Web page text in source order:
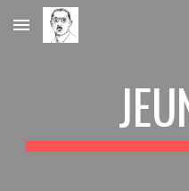
Skip to main content